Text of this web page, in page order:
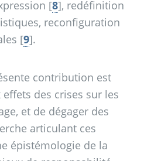
[8], redéfinition
reconfiguration
[9].
contribution est
des crises sur les
et de dégager des
articulant ces
épistémologie de la